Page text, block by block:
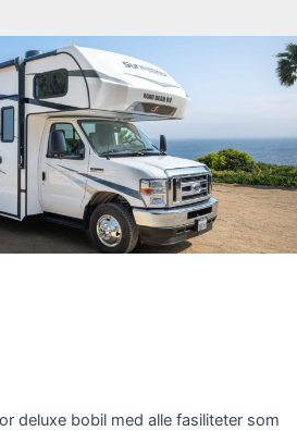
deluxe bobil med alle fasiliteter som